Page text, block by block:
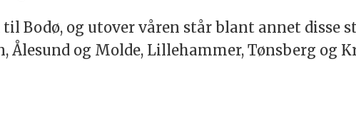
Bodø, og utover våren står blant annet disse
Ålesund og Molde, Lillehammer, Tønsberg og